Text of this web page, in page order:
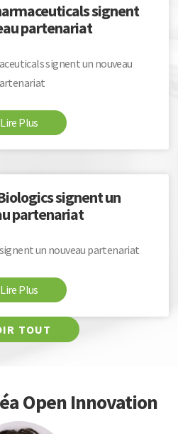
signent
partenariat
signent un nouveau
Lire Plus
signent un
partenariat
un nouveau partenariat
Lire Plus
TOUT
Open Innovation